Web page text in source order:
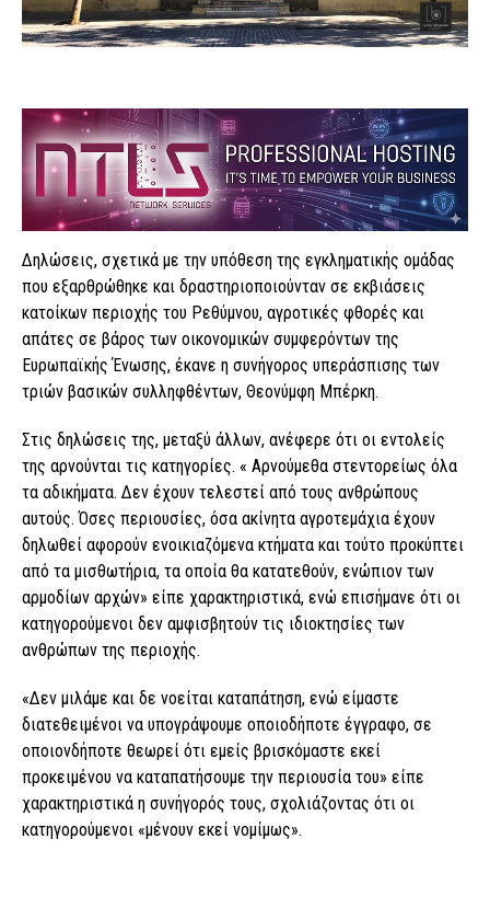
Δηλώσεις, σχετικά με την υπόθεση της εγκληματικής ομάδας
που εξαρθρώθηκε και δραστηριοποιούνταν σε εκβιάσεις
κατοίκων περιοχής του Ρεθύμνου, αγροτικές φθορές και
απάτες σε βάρος των οικονομικών συμφερόντων της
Ευρωπαϊκής Ένωσης, έκανε η συνήγορος υπεράσπισης των
τριών βασικών συλληφθέντων, Θεονύμφη Μπέρκη.
Στις δηλώσεις της, μεταξύ άλλων, ανέφερε ότι οι εντολείς
της αρνούνται τις κατηγορίες. « Αρνούμεθα στεντορείως όλα
τα αδικήματα. Δεν έχουν τελεστεί από τους ανθρώπους
αυτούς. Όσες περιουσίες, όσα ακίνητα αγροτεμάχια έχουν
δηλωθεί αφορούν ενοικιαζόμενα κτήματα και τούτο προκύπτει
από τα μισθωτήρια, τα οποία θα κατατεθούν, ενώπιoν των
αρμοδίων αρχών» είπε χαρακτηριστικά, ενώ επισήμανε ότι οι
κατηγορούμενοι δεν αμφισβητούν τις ιδιοκτησίες των
ανθρώπων της περιοχής.
«Δεν μιλάμε και δε νοείται καταπάτηση, ενώ είμαστε
διατεθειμένοι να υπογράψουμε οποιοδήποτε έγγραφο, σε
οποιονδήποτε θεωρεί ότι εμείς βρισκόμαστε εκεί
προκειμένου να καταπατήσουμε την περιουσία του» είπε
χαρακτηριστικά η συνήγορός τους, σχολιάζοντας ότι οι
κατηγορούμενοι «μένουν εκεί νομίμως».